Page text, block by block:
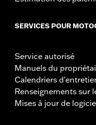
SERVICES POUR
Service autorisé
Manuels du
Calendriers
Renseignements sur
Mises à jour de